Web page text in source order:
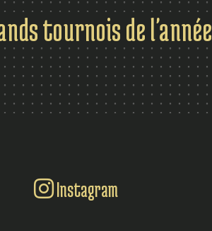
tournois de l'année
Instagram